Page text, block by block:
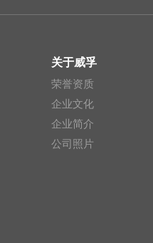
关于威孚
荣誉资质
企业文化
企业简介
公司照片